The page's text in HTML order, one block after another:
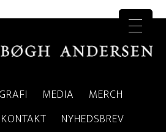
MEDIA
MERCH
KONTAKT NYHEDSBREV